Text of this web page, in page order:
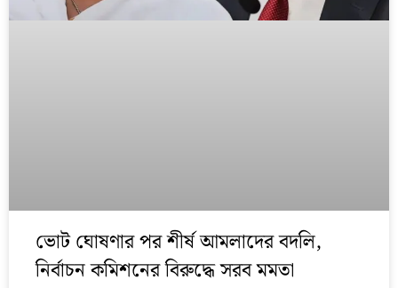
ভোট ঘোষণার পর শীর্ষ আমলাদের বদলি,
নির্বাচন কমিশনের বিরুদ্ধে সরব মমতা